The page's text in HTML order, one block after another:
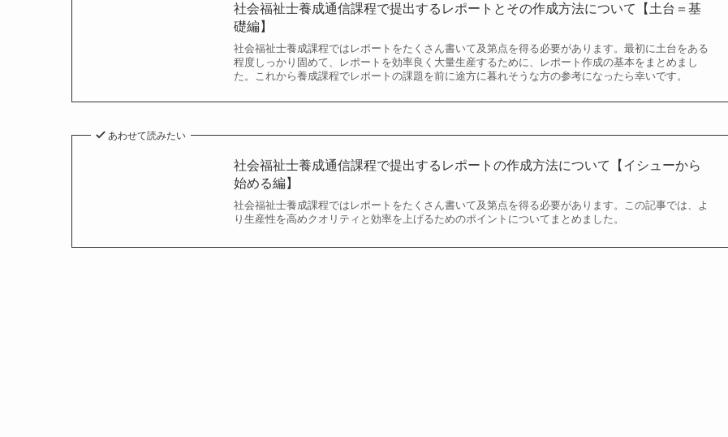
社会福祉士養成通信課程で提出するレポートとその作成方法について【土台＝基
礎編】
社会福祉士養成課程ではレポートをたくさん書いて及第点を得る必要があります。最初に土台をある
程度しっかり固めて、レポートを効率良く大量生産するために、レポート作成の基本をまとめまし
た。これから養成課程でレポートの課題を前に途方に暮れそうな方の参考になったら幸いです。
あわせて読みたい
社会福祉士養成通信課程で提出するレポートの作成方法について【イシューから
始める編】
社会福祉士養成課程ではレポートをたくさん書いて及第点を得る必要があります。この記事では、よ
り生産性を高めクオリティと効率を上げるためのポイントについてまとめました。